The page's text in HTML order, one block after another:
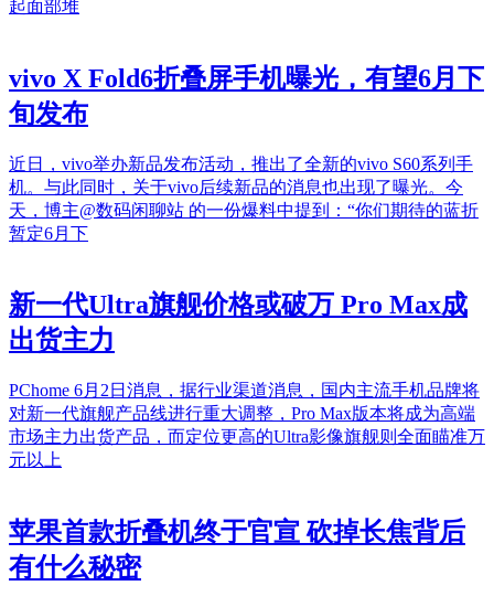
起面部堆
vivo X Fold6折叠屏手机曝光，有望6月下
旬发布
近日，vivo举办新品发布活动，推出了全新的vivo S60系列手
机。与此同时，关于vivo后续新品的消息也出现了曝光。今
天，博主@数码闲聊站 的一份爆料中提到：“你们期待的蓝折
暂定6月下
新一代Ultra旗舰价格或破万 Pro Max成
出货主力
PChome 6月2日消息，据行业渠道消息，国内主流手机品牌将
对新一代旗舰产品线进行重大调整，Pro Max版本将成为高端
市场主力出货产品，而定位更高的Ultra影像旗舰则全面瞄准万
元以上
苹果首款折叠机终于官宣 砍掉长焦背后
有什么秘密